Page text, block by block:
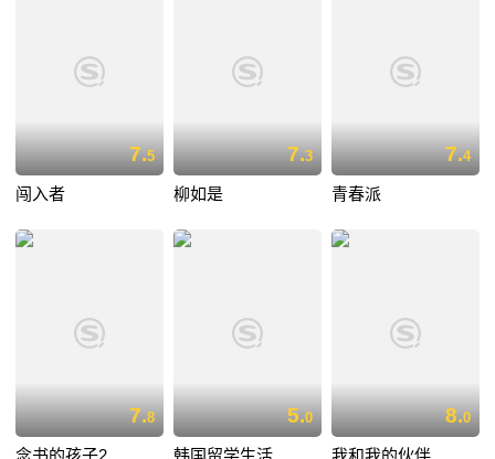
7.5
闯入者
7.3
柳如是
7.4
青春派
7.8 5.0 8.0